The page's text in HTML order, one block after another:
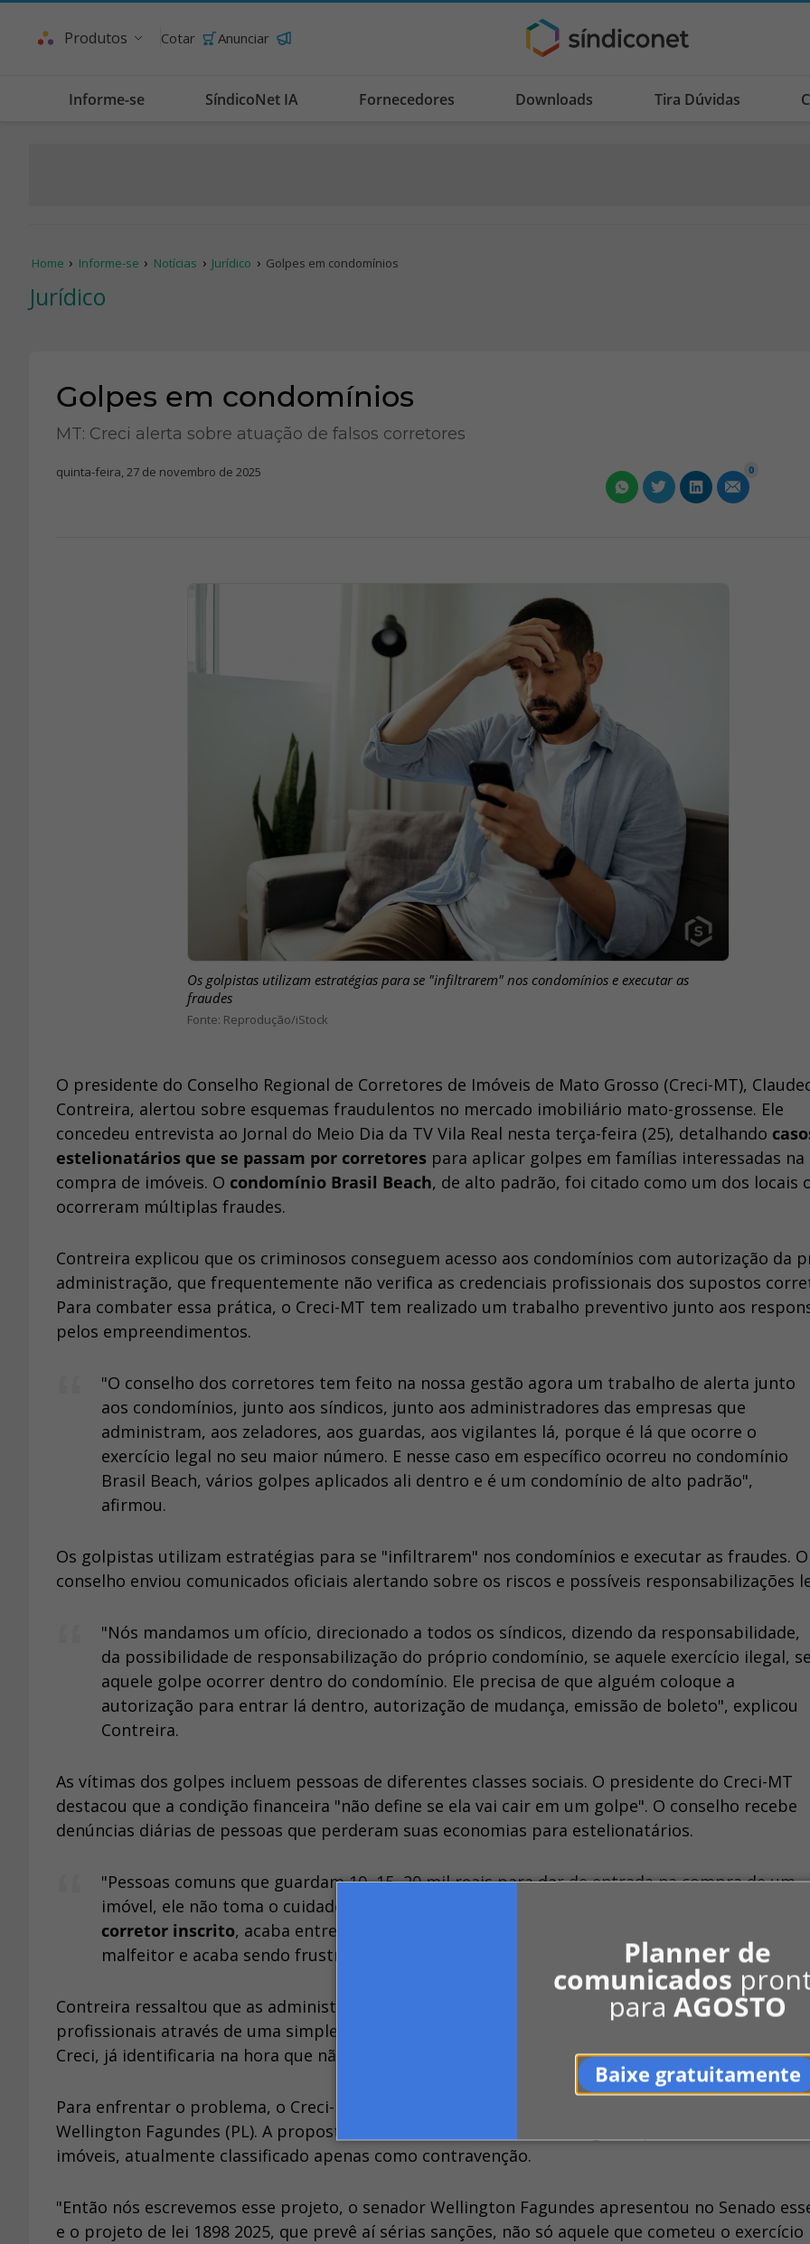
Planner de
comunicados
paraAGOSTO
Baixe gratuitamente
Produtos Cotar Anunciar
Informe-se SíndicoNet IA Fornecedores Downloads Tira Dúvidas
Home Informe-se Notícias Jurídico Golpes em condomínios
Jurídico
Golpes em condomínios
MT: Creci alerta sobre atuação de falsos corretores
quinta-feira, 27 de novembro de 2025 0
Os golpistas utilizam estratégias para se "infiltrarem" nos condomínios e executar as
fraudes
Reprodução/iStock
O presidente do Conselho Regional de Corretores de Imóveis de Mato Grosso (Creci-MT),
Contreira, alertou sobre esquemas fraudulentos no mercado imobiliário mato-grossense. Ele
concedeu entrevista ao Jornal do Meio Dia da TV Vila Real nesta terça-feira (25), detalhando
estelionatários que se passam por corretores para aplicar golpes em famílias interessadas na
compra de imóveis. O condomínio Brasil Beach, de alto padrão, foi citado como um dos locais
ocorreram múltiplas fraudes.
Contreira explicou que os criminosos conseguem acesso aos condomínios com autorização da
administração, que frequentemente não verifica as credenciais profissionais dos supostos
Para combater essa prática, o Creci-MT tem realizado um trabalho preventivo junto aos
pelos empreendimentos.
"O conselho dos corretores tem feito na nossa gestão agora um trabalho de alerta junto
aos condomínios, junto aos síndicos, junto aos administradores das empresas que
administram, aos zeladores, aos guardas, aos vigilantes lá, porque é lá que ocorre o
exercício legal no seu maior número. E nesse caso em específico ocorreu no condomínio
Brasil Beach, vários golpes aplicados ali dentro e é um condomínio de alto padrão",
afirmou.
Os golpistas utilizam estratégias para se "infiltrarem" nos condomínios e executar as fraudes. O
conselho enviou comunicados oficiais alertando sobre os riscos e possíveis responsabilizações
"Nós mandamos um ofício, direcionado a todos os síndicos, dizendo da responsabilidade,
da possibilidade de responsabilização do próprio condomínio, se aquele exercício ilegal, se
aquele golpe ocorrer dentro do condomínio. Ele precisa de que alguém coloque a
autorização para entrar lá dentro, autorização de mudança, emissão de boleto", explicou
Contreira.
As vítimas dos golpes incluem pessoas de diferentes classes sociais. O presidente do Creci-MT
destacou que a condição financeira "não define se ela vai cair em um golpe". O conselho recebe
denúncias diárias de pessoas que perderam suas economias para estelionatários.
"Pessoas comuns que guardam 10, 15, 20 mil reais para dar de entrada na compra de um
imóvel, ele não toma o cuidado de buscar se essa pessoa que tá transacionando
corretor inscrito, acaba entregando esse pequeno recurso na mão desse meliante, desse
malfeitor e acaba sendo frustrado aí a tentativa de compra do seu próprio lar", relatou.
Contreira ressaltou que as administrações dos condomínios poderiam facilmente identificar os
profissionais através de uma simples verificação. "Se a administração tivesse consultado o
Creci, já identificaria na hora que não se tratava de corretor", destacou.
Para enfrentar o problema, o Creci-MT elaborou o projeto de lei 1.898/2025, apresentado pelo
Wellington Fagundes (PL). A proposta visa criminalizar o exercício ilegal da profissão de corretor
imóveis, atualmente classificado apenas como contravenção.
"Então nós escrevemos esse projeto, o senador Wellington Fagundes apresentou no Senado
e o projeto de lei 1898 2025, que prevê aí sérias sanções, não só aquele que cometeu o exercício